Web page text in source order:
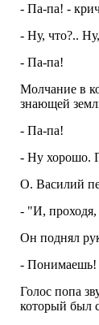
- Па-па! -
- Ну, что?..
- Па-па!
Молчание в
знающей
- Па-па!
- Ну хорошо.
О. Василий
- "И, проходя,
Он поднял
- Понимаешь!
Голос попа
который был